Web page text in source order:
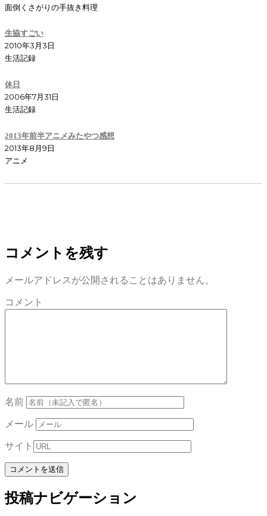
面倒くさがりの手抜き料理
生協すごい
2010年3月3日
生活記録
休日
2006年7月31日
生活記録
2013年前半アニメみたやつ感想
2013年8月9日
アニメ
コメントを残す
メールアドレスが公開されることはありません。
コメント
名前
メール
サイト
投稿ナビゲーション